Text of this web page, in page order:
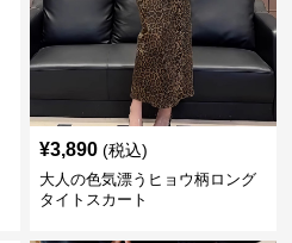
¥3,890 (税込)
大人の色気漂うヒョウ柄ロング
タイトスカート